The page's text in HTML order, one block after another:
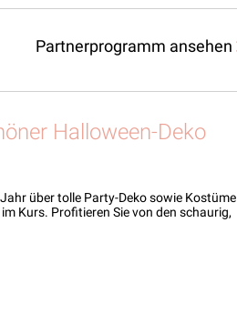
Partnerprogramm ansehen
Halloween-Deko
über tolle Party-Deko sowie Kostüme
Kurs. Profitieren Sie von den schaurig,